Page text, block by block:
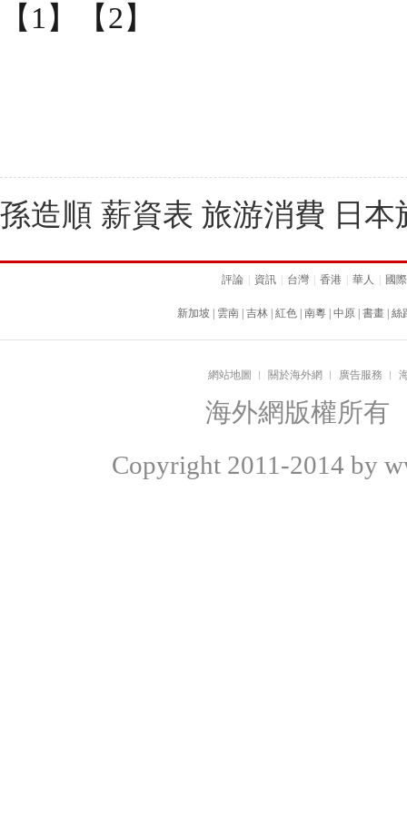
【1】 【2】
孫造順 薪資表 旅游消費 日本
評論 資訊 台灣 香港 華人 國際
新加坡 雲南 吉林 紅色 南粵 中原 書畫 絲
網站地圖 ︱ 關於海外網 ︱ 廣告服務 ︱
海外網版權所有
Copyright 2011-2014 by